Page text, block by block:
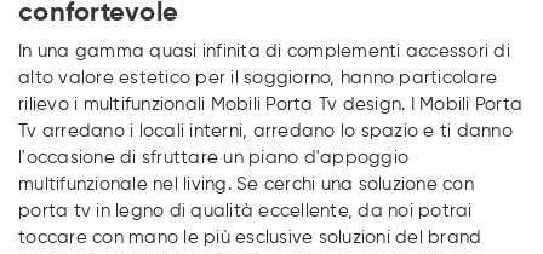
confortevole
In una gamma quasi infinita di complementi accessori di
alto valore estetico per il soggiorno, hanno particolare
rilievo i multifunzionali Mobili Porta Tv design. I Mobili Porta
Tv arredano i locali interni, arredano lo spazio e ti danno
l'occasione di sfruttare un piano d'appoggio
multifunzionale nel living. Se cerchi una soluzione con
porta tv in legno di qualità eccellente, da noi potrai
toccare con mano le più esclusive soluzioni del brand